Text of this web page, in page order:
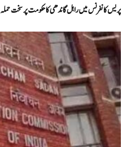
پریس کانفرنس میں راہل گاندھی کا حکومت پر سخت حملہ